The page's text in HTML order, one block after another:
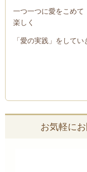
一つ一つに愛をこめて
楽しく
「愛の実践」をして
お気軽に